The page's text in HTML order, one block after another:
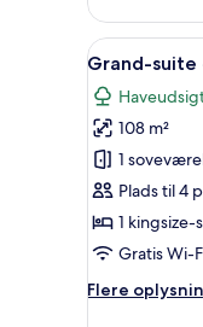
flere
senge
-
værelser
Indlæs
alle
billeder
af
Grand-
suite
-
1
seng
9
Grand-suite
108 m²
1
Plads til 4
1 kingsize-
Gratis Wi-
Flere
Flere